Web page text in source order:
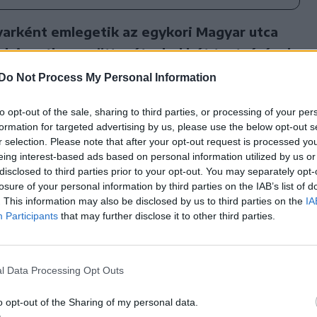
Do Not Process My Personal Information
opt-out of the sale, sharing to third parties, or processing of your
for targeted advertising by us, please use the below opt-out
selection. Please note that after your opt-out request is processed
interest-based ads based on personal information utilized by us
to third parties prior to your opt-out. You may separately
of your personal information by third parties on the IAB’s list of
This information may also be disclosed by us to third parties on the
Participants that may further disclose it to other third parties.
Data Processing Opt Outs
opt-out of the Sharing of my personal data.
emlegetik az egykori Magyar utca
ingatlanegyüttesét, ahol hét testvérével
az ilyen népes család?
akik a lelkészcsaládokra jellemző
tartották a gyermekáldást. A konyhai
elpanaszolta, hogy megtörtént, amikor
jobb esetben értetlenségben részesült a nyolc
ebben az elköteleződésükben nem voltak
vagy a Juhász család szintén népes família volt.
igencsak érvényesült. A későbbiekben nagy
egészen másfajta papi magatartás vált
egyaránt kikerült a Tőkés családból. A